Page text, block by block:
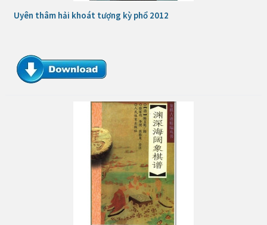
Uyên thâm hải khoát tượng kỳ phổ 2012